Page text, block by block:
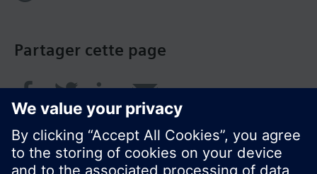
Partager cette page